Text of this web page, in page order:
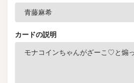
カードの説明